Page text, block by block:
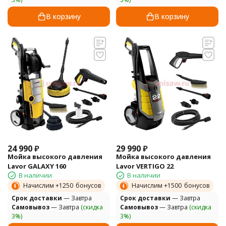
В корзину В корзину
24 990₽
Мойка высокого давления
Lavor GALAXY 160
В наличии
Начислим +1250 бонусов
Cрок доставки — Завтра
Самовывоз— Завтра (скидка
3%)
29 990₽
Мойка высокого давления
Lavor VERTIGO 22
В наличии
Начислим +1500 бонусов
Cрок доставки — Завтра
Самовывоз— Завтра (скидка
3%)